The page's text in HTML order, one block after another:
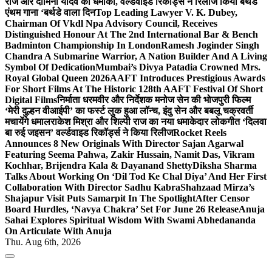
एंथम गाना ‘बर्थडे वाला दिनTop Leading Lawyer V. K. Dubey,
Chairman Of Vkdl Npa Advisory Council, Receives
Distinguished Honour At The 2nd International Bar & Bench
Badminton Championship In LondonRamesh Joginder Singh
Chandra A Submarine Warrior, A Nation Builder And A Living
Symbol Of DedicationMumbai’s Divya Patadia Crowned Mrs.
Royal Global Queen 2026AAFT Introduces Prestigious Awards
For Short Films At The Historic 128th AAFT Festival Of Short
Digital Filmsनिर्माता धरमवीर और निर्देशक मनोज सेन की भोजपुरी फिल्म
‘मेरी दुल्हन वीआईपी’ का फर्स्ट लुक हुआ लॉन्च, इंदु सेन और बबलू चक्रवर्ती
मचायेंगे धमालराकेश मिश्रा और शिल्पी राज का नया धमाकेदार लोकगीत ‘दिलवा
बा रुई जइसन’ वर्ल्डवाइड रिकॉर्ड्स ने किया रिलीजRocket Reels
Announces 8 New Originals With Director Sajan Agarwal
Featuring Seema Pahwa, Zakir Hussain, Namit Das, Vikram
Kochhar, Brijendra Kala & Dayanand ShettyDiksha Sharma
Talks About Working On ‘Dil Tod Ke Chal Diya’ And Her First
Collaboration With Director Sadhu KabraShahzaad Mirza’s
Shajapur Visit Puts Samarpit In The SpotlightAfter Censor
Board Hurdles, ‘Navya Chakra’ Set For June 26 ReleaseAnuja
Sahai Explores Spiritual Wisdom With Swami Abhedananda
On Articulate With Anuja
Thu. Aug 6th, 2026